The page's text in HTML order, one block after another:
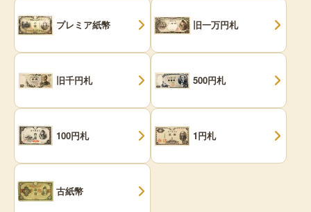
プレミア紙幣 旧一万円札
旧千円札 500円札
100円札 1円札
古紙幣